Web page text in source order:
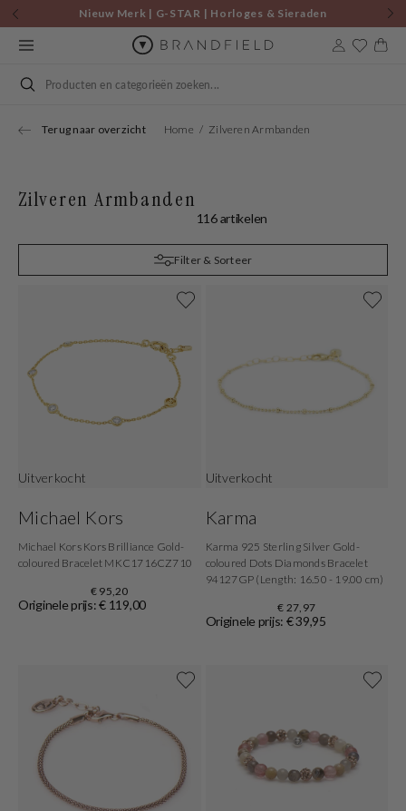
Skip to
content
Nieuw Merk | G-STAR | Horloges & Sieraden
Cart
Search
Terug naar overzicht Home Zilveren Armbanden
Zilveren Armbanden
116 artikelen
Filter & Sorteer
Uitverkocht
Michael Kors
Michael Kors Kors Brilliance Gold-
coloured Bracelet MKC1716CZ710
€ 95,20
Originele prijs: € 119,00
Uitverkocht
Karma
Karma 925 Sterling Silver Gold-
coloured Dots Diamonds Bracelet
94127GP (Length: 16.50 - 19.00 cm)
€ 27,97
Originele prijs: € 39,95